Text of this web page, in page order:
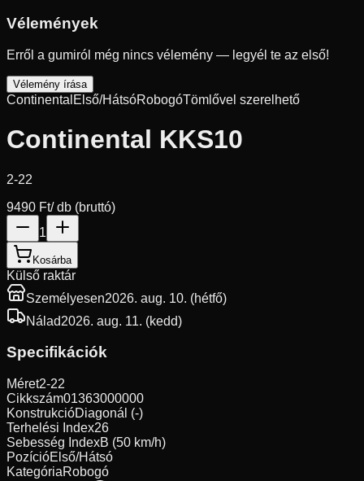
Vélemények
Erről a gumiról még nincs vélemény — legyél te az első!
Vélemény írása
Continental Első/HátsóRobogóTömlővel szerelhető
Continental KKS10
2-22
9490 Ft/ db (bruttó)
1
Kosárba
Külső raktár
Személyesen2026. aug. 10. (hétfő)
Nálad2026. aug. 11. (kedd)
Specifikációk
Méret2-22
Cikkszám01363000000
KonstrukcióDiagonál (-)
Terhelési Index26
Sebesség IndexB (50 km/h)
PozícióElső/Hátsó
KategóriaRobogó